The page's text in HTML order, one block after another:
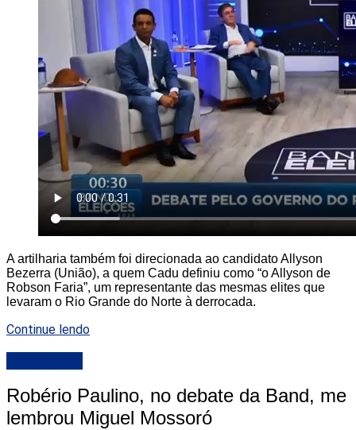
A artilharia também foi direcionada ao candidato Allyson
Bezerra (União), a quem Cadu definiu como “o Allyson de
Robson Faria”, um representante das mesmas elites que
levaram o Rio Grande do Norte à derrocada.
Continue lendo
Robério Paulino, no debate da Band, me
lembrou Miguel Mossoró